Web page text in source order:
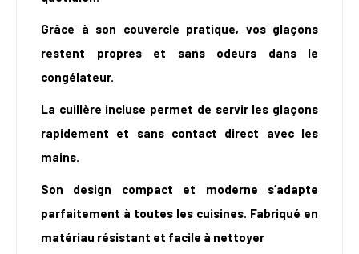
Grâce à son couvercle pratique, vos glaçons
restent propres et sans odeurs dans le
congélateur.
La cuillère incluse permet de servir les glaçons
rapidement et sans contact direct avec les
mains.
Son design compact et moderne s’adapte
parfaitement à toutes les cuisines. Fabriqué en
matériau résistant et facile à nettoyer